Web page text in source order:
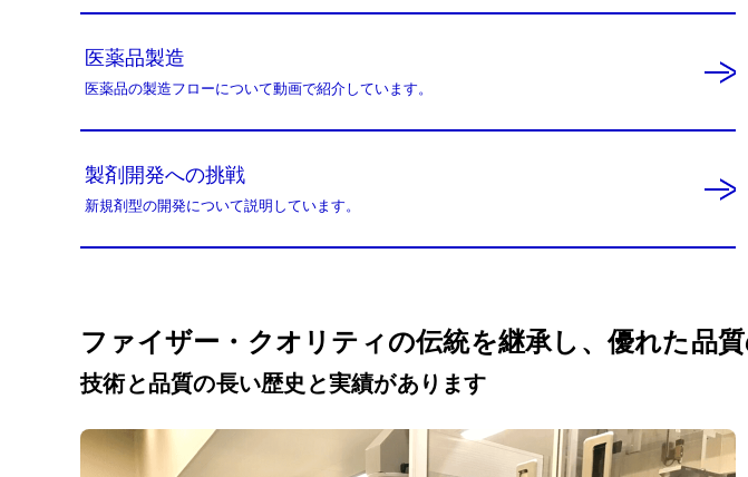
医薬品製造
医薬品の製造フローについて動画で紹介しています。
製剤開発への挑戦
新規剤型の開発について説明しています。
ファイザー・クオリティの伝統を継承し、優れた品
技術と品質の長い歴史と実績があります